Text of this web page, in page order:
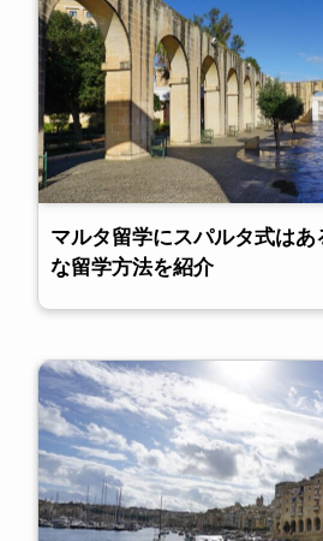
マルタ留学にスパルタ式は
な留学方法を紹介